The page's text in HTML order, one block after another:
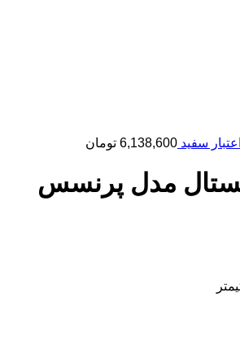
سفید 6,138,600 تومان
مدل پرنسس